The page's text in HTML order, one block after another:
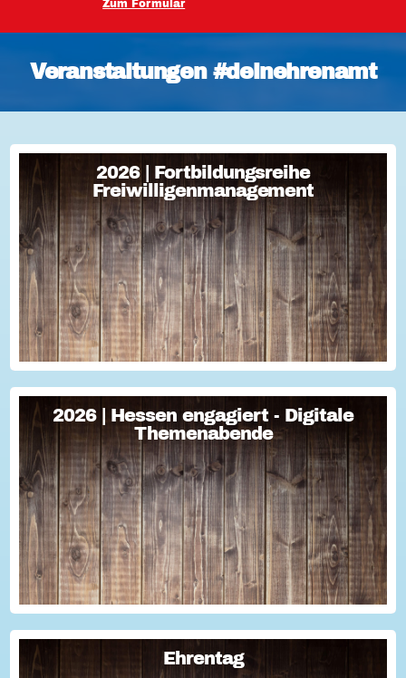
Zum Formular
Veranstaltungen #deinehrenamt
2026 | Fortbildungsreihe
Freiwilligenmanagement
2026 | Fortbildungsreihe
Freiwilligenmanagement
Freiwilligenmanagement Kompakt Strategisches
Freiwilligenmanagement und praktische Umsetzung Im Fokus
Teil 1 Für Engagement begeistern: Freiwillige gewinnen Im
Fokus Teil 2 Eine Frage der H...
2026 | Hessen engagiert - Digitale
Themenabende
2026 | Hessen engagiert - Digitale
Themenabende
Sie haben Fragen zum Thema "Versicherung im Ehrenamt"?
Oder wollten schon immer mal lernen, wie man Engagement-
Geschichten für die Öffentlichkeitsarbeit des Vereins
nutzen kann? Dann haben wir da was!...
Ehrentag
Ehrentag